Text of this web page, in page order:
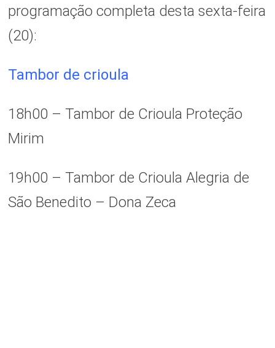
programação completa desta sexta-feira
(20):
Tambor de crioula
18h00 – Tambor de Crioula Proteção
Mirim
19h00 – Tambor de Crioula Alegria de
São Benedito – Dona Zeca